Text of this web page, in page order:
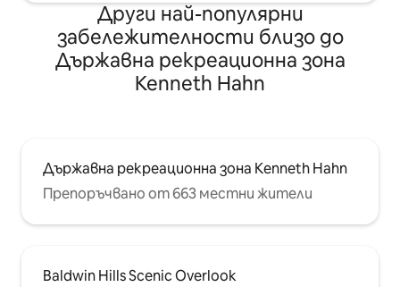
Други най-популярни
забележителности близо до
Държавна рекреационна зона
Kenneth Hahn
Държавна рекреационна зона Kenneth Hahn
Препоръчвано от 663 местни жители
Baldwin Hills Scenic Overlook